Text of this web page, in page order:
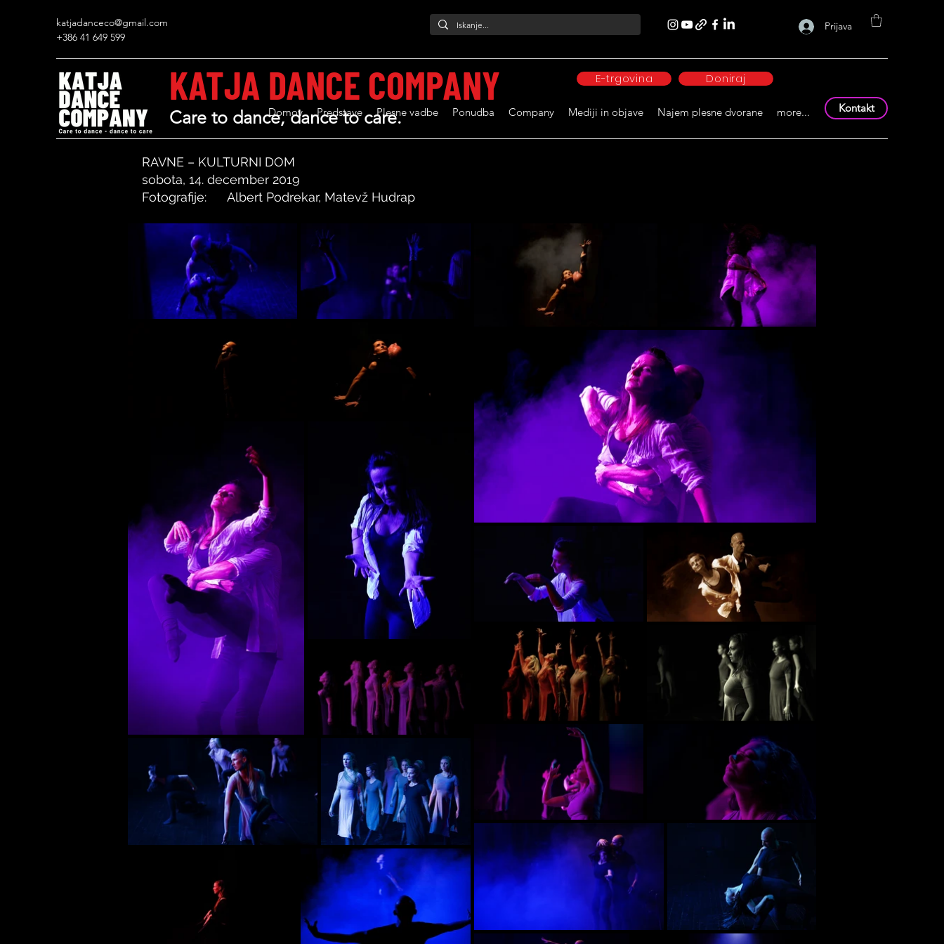
katjadanceco@gmail.com
+386 41 649 599
Prijava
KATJA DANCE COMPANY
Care to dance, dance to care.
E-trgovina Doniraj
Domov Predstave Plesne vadbe Ponudba Company Mediji in objave Najem plesne dvorane more... Kontakt
RAVNE – KULTURNI DOM
sobota, 14. december 2019
Fotografije:
Albert Podrekar, Matevž Hudrap